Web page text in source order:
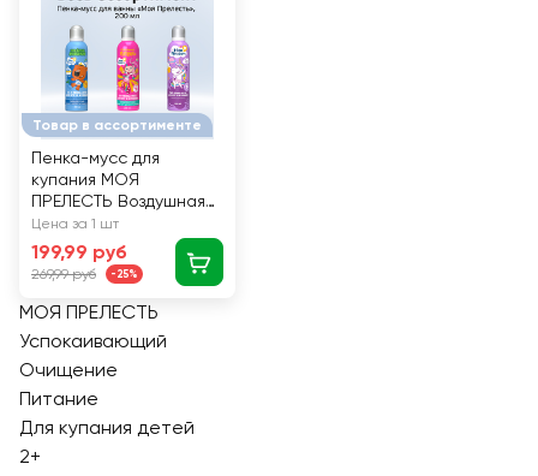
Товар в ассортименте
Пенка-мусс для
купания МОЯ
ПРЕЛЕСТЬ Воздушная
зефирка, фиолетовая,
200мл
Цена за 1 шт
199,99 руб
269,99 руб -25%
МОЯ ПРЕЛЕСТЬ
Успокаивающий
Очищение
Питание
Для купания детей
2+